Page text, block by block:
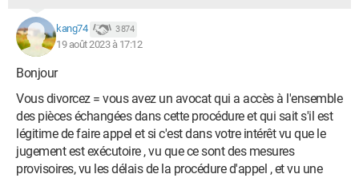
kang74 3 874
19 août 2023 à 17:12
Bonjour
Vous divorcez = vous avez un avocat qui a accès à l'ensemble
des pièces échangées dans cette procédure et qui sait s'il est
légitime de faire appel et si c'est dans votre intérêt vu que le
jugement est exécutoire , vu que ce sont des mesures
provisoires, vu les délais de la procédure d'appel , et vu une